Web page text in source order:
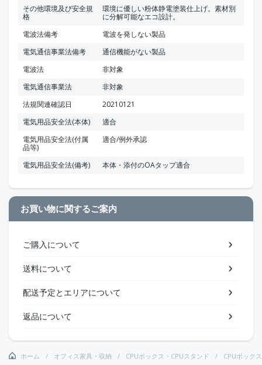
その他環境及び安全規
格
環境に優しい粉体静電塗装仕上げ。素材別
に分解可能なエコ設計。
電波法備考
電波を発しない製品
電気通信事業法備考
通信機能がない製品
電波法
非対象
電気通信事業法
非対象
法規関連確認日
20210121
電気用品安全法(本体)
適合
電気用品安全法(付属
品等)
適合/例外承認
電気用品安全法(備考) 本体・添付のOAタップ適合
お買い物に関するご案内
ご購入について
送料について
配送予定とエリアについて
返品について
ホーム オフィス家具・収納 CPUボックス・CPUスタンド CPUボックス